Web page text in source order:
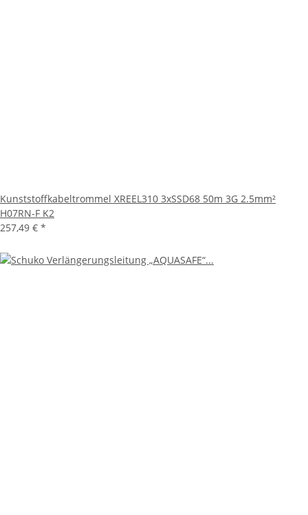
Kunststoffkabeltrommel XREEL310 3xSSD68 50m 3G 2.5mm²
H07RN-F K2
257,49 € *